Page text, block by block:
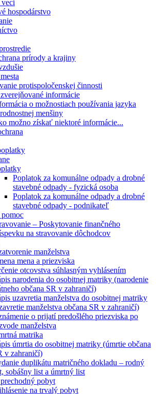
veci
hospodárstvo
prírody a krajiny
protispoločenskej činnosti
informácie
o možnostiach používania jazyka
menšiny
možno získať niektoré informácie...
Poplatok za komunálne odpady a drobné
stavebné odpady - fyzická osoba
Poplatok za komunálne odpady a drobné
stavebné odpady - podnikateľ
pomoc
– Poskytovanie finančného
na stravovanie dôchodcov
manželstva
mena a priezviska
otcovstva súhlasným vyhlásením
narodenia do osobitnej matriky (narodenie
občana SR v zahraničí)
uzavretia manželstva do osobitnej matriky
manželstva občana SR v zahraničí)
o prijatí predošlého priezviska po
manželstva
matrika
úmrtia do osobitnej matriky (úmrtie občana
v zahraničí)
duplikátu matričného dokladu – rodný
sobášny list a úmrtný list
pobyt
na trvalý pobyt